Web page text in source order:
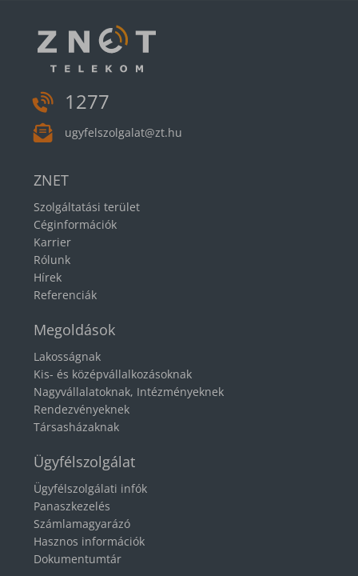
1277
ugyfelszolgalat@zt.hu
ZNET
Szolgáltatási terület
Céginformációk
Karrier
Rólunk
Hírek
Referenciák
Megoldások
Lakosságnak
Kis- és középvállalkozásoknak
Nagyvállalatoknak, Intézményeknek
Rendezvényeknek
Társasházaknak
Ügyfélszolgálat
Ügyfélszolgálati infók
Panaszkezelés
Számlamagyarázó
Hasznos információk
Dokumentumtár